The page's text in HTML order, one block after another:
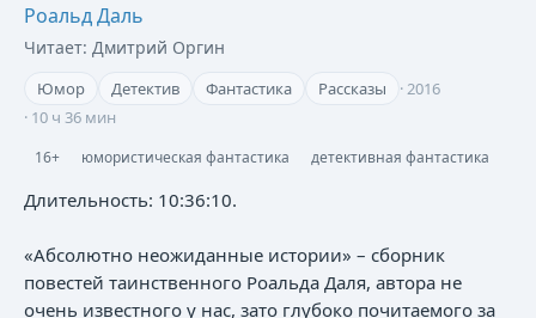
Роальд Даль
Читает: Дмитрий Оргин
Юмор Детектив Фантастика Рассказы ·2016
· 10 ч 36 мин
16+ юмористическая фантастика детективная фантастика
Длительность: 10:36:10.
«Абсолютно неожиданные истории» – сборник
повестей таинственного Роальда Даля, автора не
очень известного у нас, зато глубоко почитаемого за